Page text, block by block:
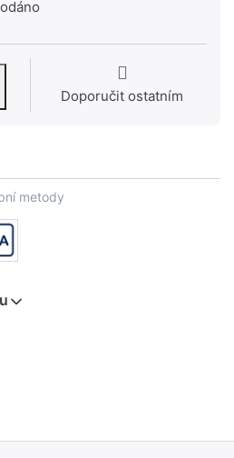
Doporučit ostatním
metody